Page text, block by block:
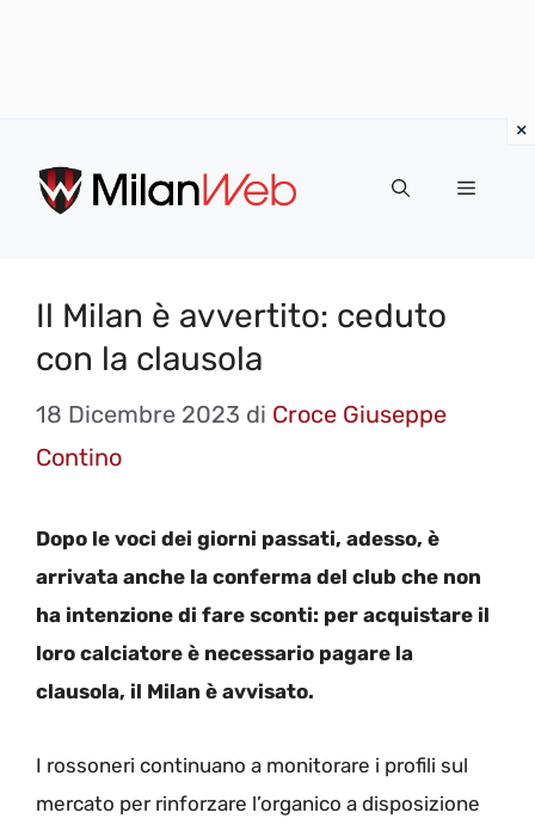
contenuto
MENU
Il Milan è avvertito: ceduto
con la clausola
18 Dicembre 2023 di Croce Giuseppe
Contino
Dopo le voci dei giorni passati, adesso, è
arrivata anche la conferma del club che non
ha intenzione di fare sconti: per acquistare il
loro calciatore è necessario pagare la
clausola, il Milan è avvisato.
I rossoneri continuano a monitorare i profili sul
mercato per rinforzare l’organico a disposizione